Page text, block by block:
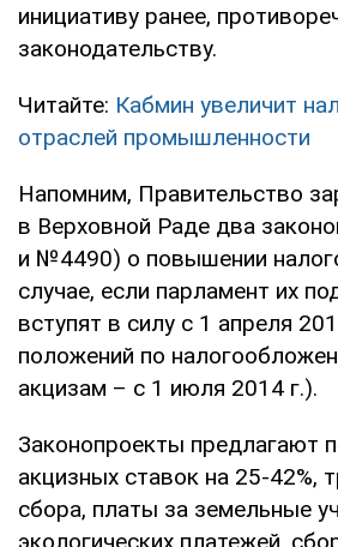
инициативу ранее,
законодательству.
Читайте: Кабмин увеличит
отраслей промышленности
Напомним, Правительство
в Верховной Раде два
и №4490) о повышении
случае, если парламент их
вступят в силу с 1 апреля
положений по
акцизам – с 1 июля 2014 г.).
Законопроекты предлагают
акцизных ставок на 25-42%,
сбора, платы за земельные
экологических платежей,